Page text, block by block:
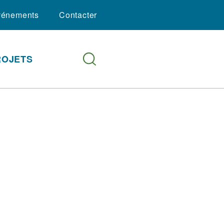
Contacter